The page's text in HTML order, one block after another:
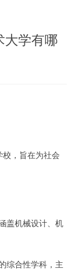
大学有哪
，旨在为社会
盖机械设计、机
综合性学科，主